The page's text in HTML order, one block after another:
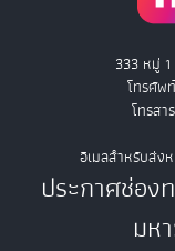
333 หมู่
โทรศัพ
โทรส
อีเมลสำหรับส่ง
ประกาศช่อง
มห